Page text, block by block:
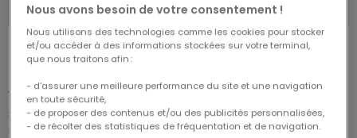
VOIR LE PRODUIT
4.71 out of 5 Customer Rating
4.71/5.00
34,90 €Price reduced from
40,60 €to
Duo rituel solaire
4.00 out of 5 Customer Rating
4.00/5.00
35,00 €
Huile solaire spf30 100 ml
Nous avons besoin de votre consentement !
Nous utilisons des technologies comme les cookies pour stocker
et/ou accéder à des informations stockées sur votre terminal,
que nous traitons afin :
- d’assurer une meilleure performance du site et une navigation
en toute sécurité,
- de proposer des contenus et/ou des publicités personnalisées,
- de récolter des statistiques de fréquentation et de navigation.